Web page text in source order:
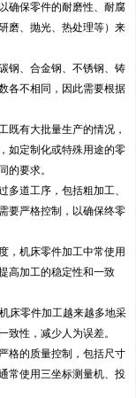
确保零件的耐磨性、耐腐
磨、抛光、热处理等）来
钢、合金钢、不锈钢、铸
各不相同，因此需要根据
既有大批量生产的情况，
如定制化或特殊用途的零
的要求。
道工序，包括粗加工、
要严格控制，以确保终零
，机床零件加工中常使用
高加工的稳定性和一致
床零件加工越来越多地采
致性，减少人为误差。
格的质量控制，包括尺寸
常使用三坐标测量机、投